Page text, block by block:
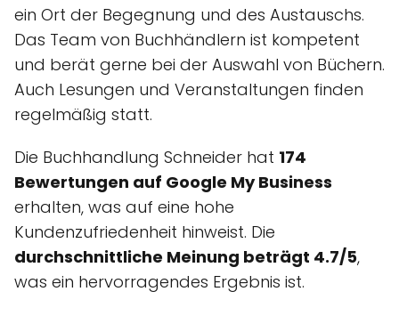
ein Ort der Begegnung und des Austauschs.
Das Team von Buchhändlern ist kompetent
und berät gerne bei der Auswahl von Büchern.
Auch Lesungen und Veranstaltungen finden
regelmäßig statt.
Die Buchhandlung Schneider hat 174
Bewertungen auf Google My Business
erhalten, was auf eine hohe
Kundenzufriedenheit hinweist. Die
durchschnittliche Meinung beträgt 4.7/5,
was ein hervorragendes Ergebnis ist.